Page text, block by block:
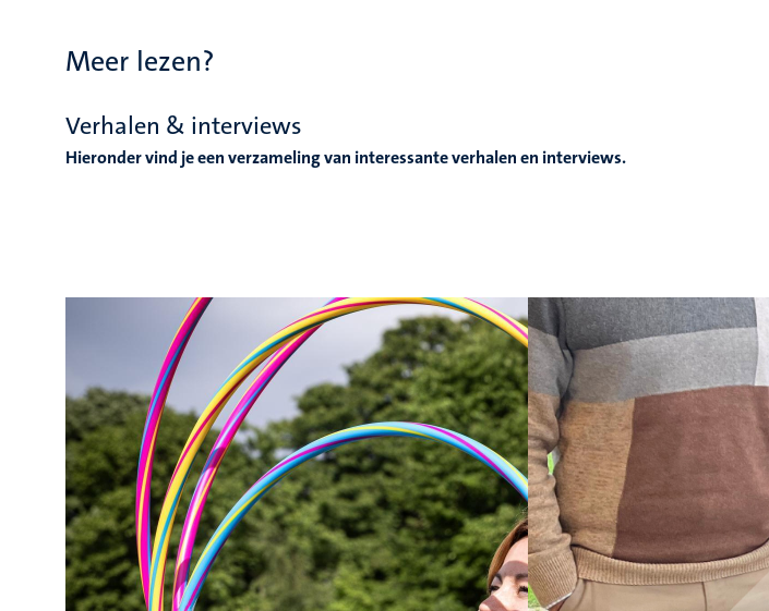
Meer lezen?
Verhalen & interviews
Hieronder vind je een verzameling van interessante verhalen en interviews.